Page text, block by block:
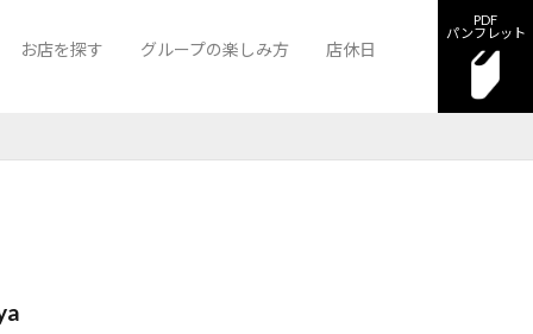
お店を探す グループの楽しみ方 店休日
PDF
パンフレット